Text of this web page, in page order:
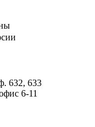
632, 633
6-11